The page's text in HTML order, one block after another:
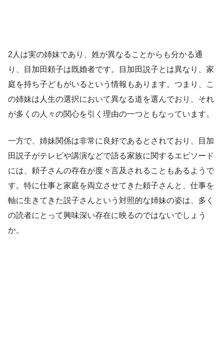
2人は実の姉妹であり、姓が異なることからも分かる通
り、目加田頼子は既婚者です。目加田説子とは異なり、家
庭を持ち子どもがいるという情報もあります。つまり、こ
の姉妹は人生の選択において異なる道を選んでおり、それ
が多くの人々の関心を引く理由の一つともなっています。
一方で、姉妹関係は非常に良好であるとされており、目加
田説子がテレビや講演などで語る家族に関するエピソード
には、頼子さんの存在が度々言及されることもあるようで
す。特に仕事と家庭を両立させてきた頼子さんと、仕事を
軸に生きてきた説子さんという対照的な姉妹の姿は、多く
の読者にとって興味深い存在に映るのではないでしょう
か。